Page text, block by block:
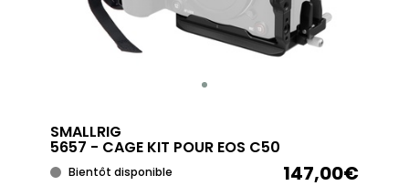
SMALLRIG
5657 - CAGE KIT POUR EOS C50
Bientôt disponible 147,00€